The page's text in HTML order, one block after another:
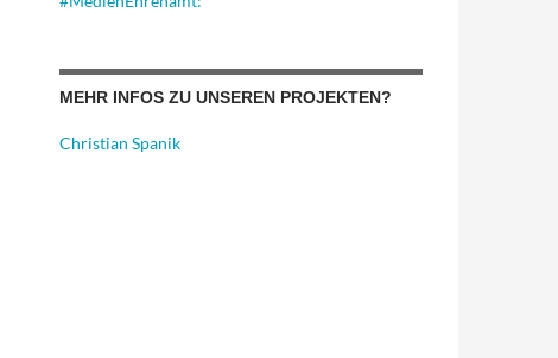
MEHR INFOS ZU UNSEREN PROJEKTEN?
Christian Spanik